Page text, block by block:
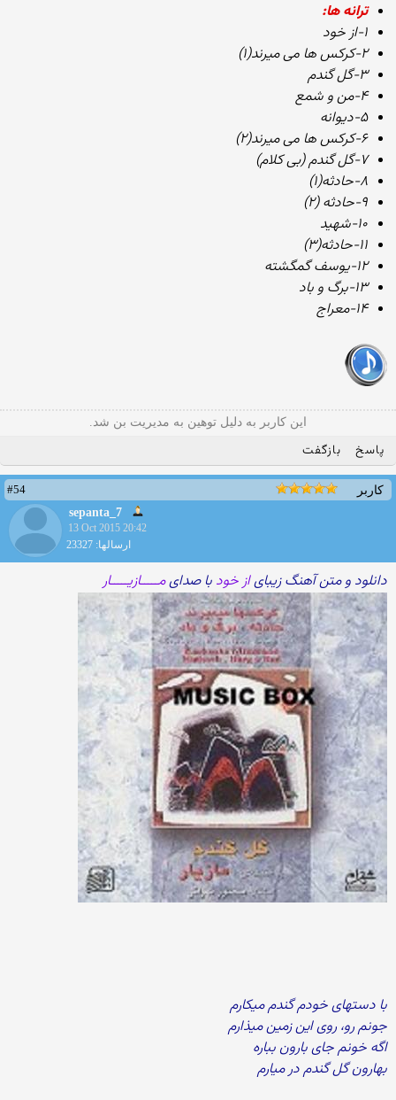
ترانه ها:
۱-از خود
۲-کرکس ها می میرند(۱)
۳-گل گندم
۴-من و شمع
۵-دیوانه
۶-کرکس ها می میرند(۲)
۷-گل گندم (بی کلام)
۸-حادثه(۱)
۹-حادثه (۲)
۱۰-شهید
۱۱-حادثه(۳)
۱۲-یوسف گمگشته
۱۳-برگ و باد
۱۴-معراج
این کاربر به دلیل توهین به مدیریت بن شد.
پاسخ بازگفت
کاربر
#54
sepanta_7
13 Oct 2015 20:42
ارسالها: 23327
دانلود و متن آهنگ زیبایاز خود با صدایمـــــازیـــــار
با دستهای خودم گندم میکارم
جونم رو، روی این زمین میذارم
اگه خونم جای بارون بباره
بهارون گل گندم در میارم